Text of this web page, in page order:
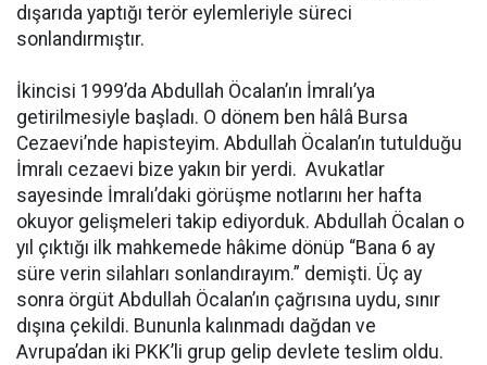
dışarıda yaptığı terör eylemleriyle süreci
sonlandırmıştır.
İkincisi 1999’da Abdullah Öcalan’ın İmralı’ya
getirilmesiyle başladı. O dönem ben hâlâ Bursa
Cezaevi’nde hapisteyim. Abdullah Öcalan’ın tutulduğu
İmralı cezaevi bize yakın bir yerdi. Avukatlar
sayesinde İmralı’daki görüşme notlarını her hafta
okuyor gelişmeleri takip ediyorduk. Abdullah Öcalan o
yıl çıktığı ilk mahkemede hâkime dönüp “Bana 6 ay
süre verin silahları sonlandırayım.” demişti. Üç ay
sonra örgüt Abdullah Öcalan’ın çağrısına uydu, sınır
dışına çekildi. Bununla kalınmadı dağdan ve
Avrupa’dan iki PKK’li grup gelip devlete teslim oldu.